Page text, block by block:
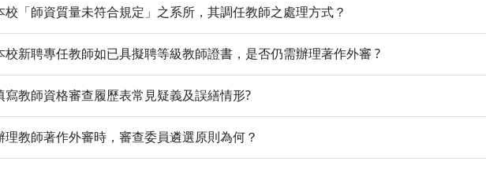
校「師資質量未符合規定」之系所，其調任教師之處理方式？
校新聘專任教師如已具擬聘等級教師證書，是否仍需辦理著作外審 ?
寫教師資格審查履歷表常見疑義及誤繕情形?
理教師著作外審時，審查委員遴選原則為何？